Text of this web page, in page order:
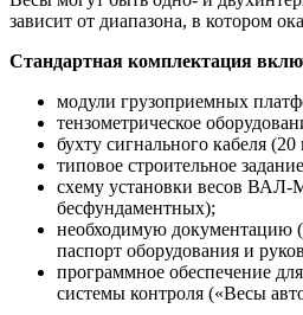
зависит от диапазона, в котором
Стандартная комплектация
модули грузоприемных
тензометрическое
бухту сигнального кабеля (20
типовое строительное
схему установки весов
бесфундаментных);
необходимую документацию
паспорт оборудования и
программное обеспечение
системы контроля («Весы